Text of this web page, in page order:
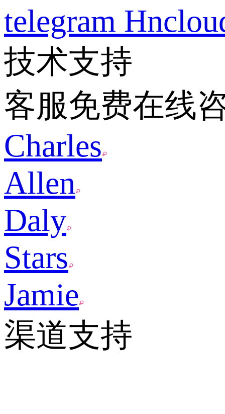
telegram
技术支持
客服免费在线
Charles
Allen
Daly
Stars
Jamie
渠道支持